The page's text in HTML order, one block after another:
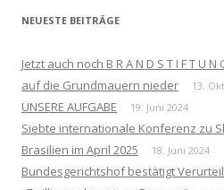
NEUESTE BEITRÄGE
Jetzt auch noch B R A N D S T I F T U
auf die Grundmauern nieder
13.
UNSERE AUFGABE 19. Juni 2024
Siebte internationale Konferenz zu
Brasilien im April 2025
18. Juni 2024
Bundesgerichtshof bestätigt